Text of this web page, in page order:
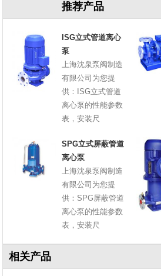
推荐产品
ISG立式管道离心
泵
上海沈泉泵阀制造
有限公司为您提
供：ISG立式管道
离心泵的性能参数
表，安装尺
SPG立式屏蔽管道
离心泵
上海沈泉泵阀制造
有限公司为您提
供：SPG屏蔽管道
离心泵的性能参数
表，安装尺
相关产品